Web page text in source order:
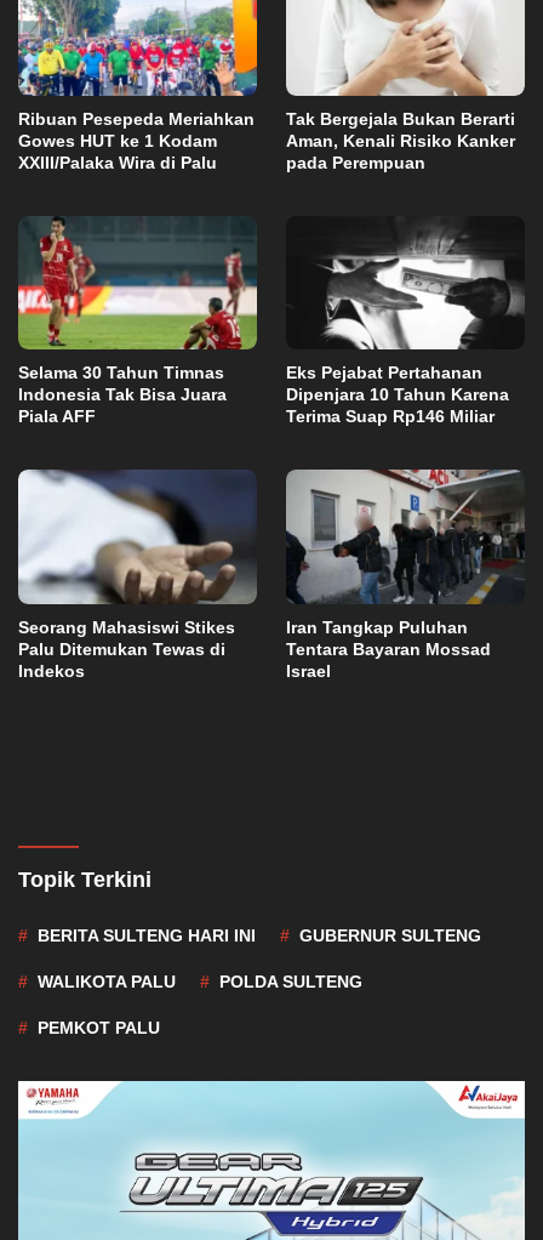
Ribuan Pesepeda Meriahkan
Gowes HUT ke 1 Kodam
XXIII/Palaka Wira di Palu
Tak Bergejala Bukan Berarti
Aman, Kenali Risiko Kanker
pada Perempuan
Selama 30 Tahun Timnas
Indonesia Tak Bisa Juara
Piala AFF
Eks Pejabat Pertahanan
Dipenjara 10 Tahun Karena
Terima Suap Rp146 Miliar
Seorang Mahasiswi Stikes
Palu Ditemukan Tewas di
Indekos
Iran Tangkap Puluhan
Tentara Bayaran Mossad
Israel
Topik Terkini
BERITA SULTENG HARI INI GUBERNUR SULTENG
WALIKOTA PALU POLDA SULTENG
PEMKOT PALU